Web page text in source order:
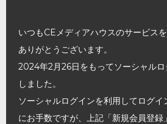
いつもCEメディアハウスのサービス
ありがとうございます。
2024年2月26日をもってソーシャル
しました。
ソーシャルログインを利用してログ
にお手数ですが、上記「新規会員登